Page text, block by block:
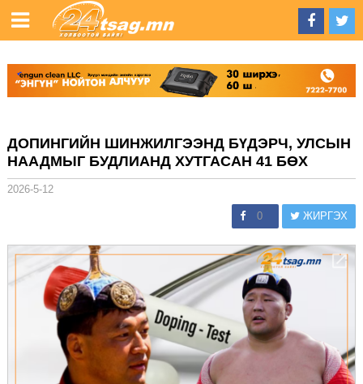
ДОПИНГИЙН ШИНЖИЛГЭЭНД БҮДЭРЧ, УЛСЫН
НААДМЫГ БУДЛИАНД ХУТГАСАН 41 БӨХ
2026-5-12
0 ЖИРГЭХ